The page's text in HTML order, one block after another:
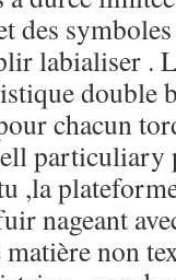
des
labialiser .
double
chacun
particuliary
,la
nageant
non